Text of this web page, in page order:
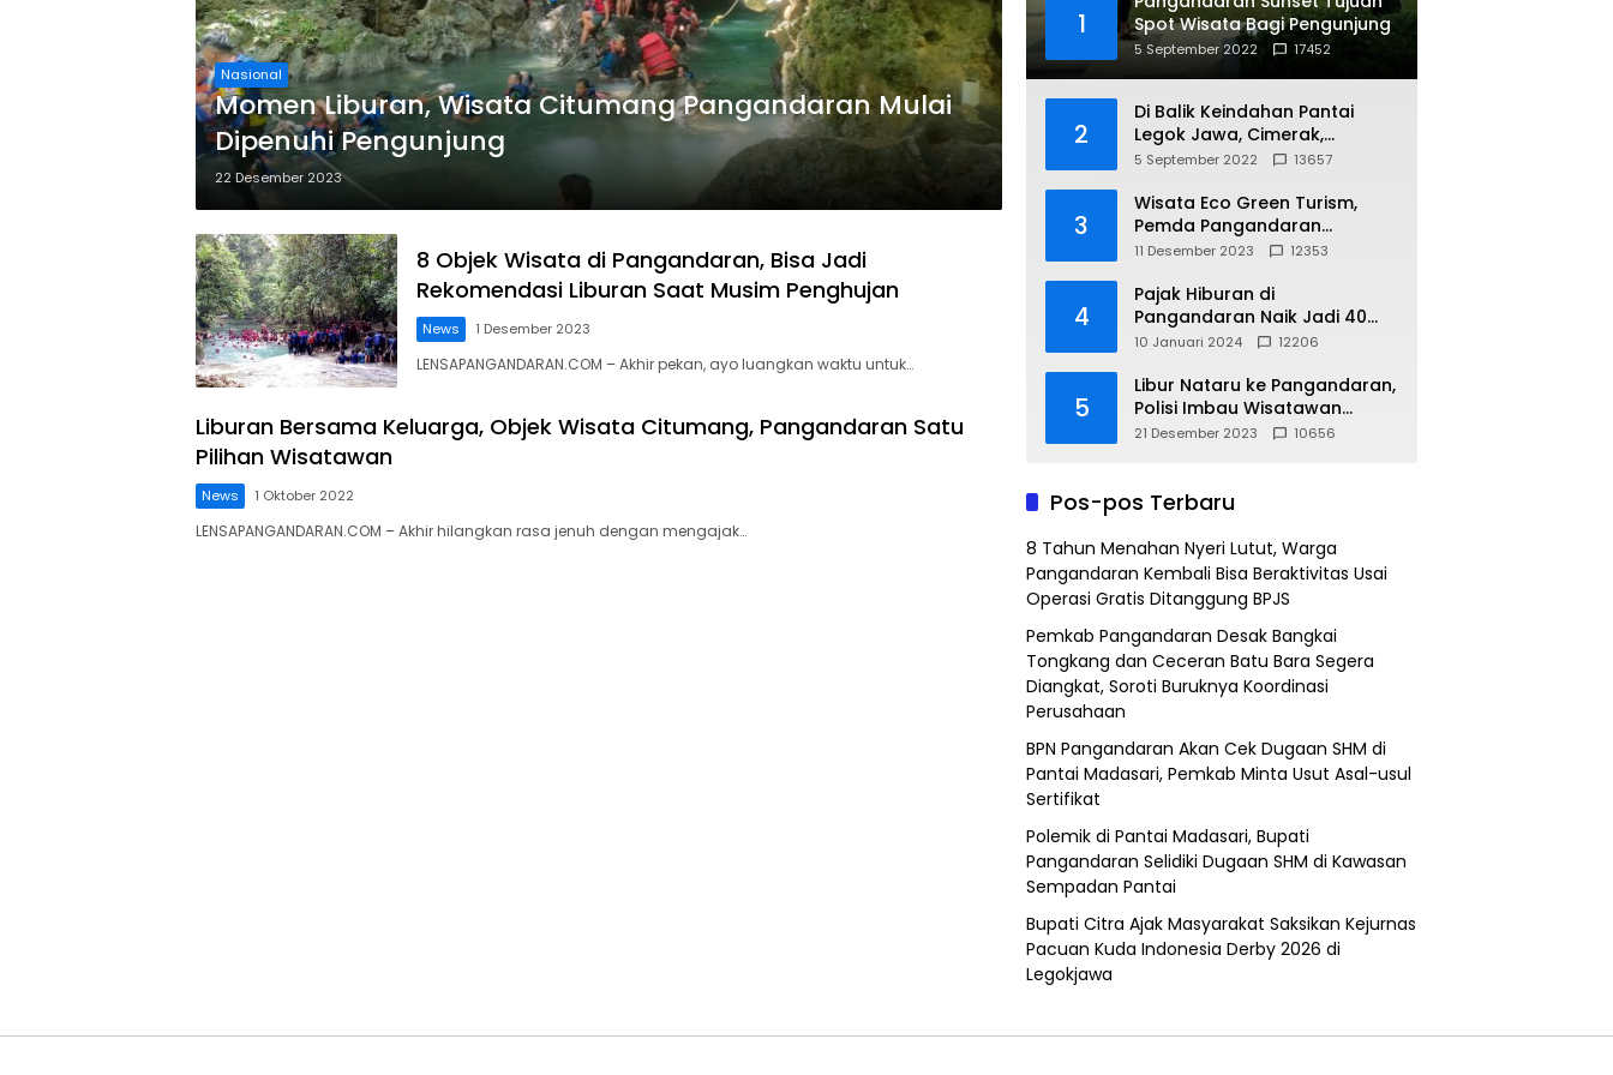
Nasional
Momen Liburan, Wisata Citumang Pangandaran Mulai
Dipenuhi Pengunjung
22 Desember 2023
8 Objek Wisata di Pangandaran, Bisa Jadi
Rekomendasi Liburan Saat Musim Penghujan
News 1 Desember 2023
LENSAPANGANDARAN.COM – Akhir pekan, ayo luangkan waktu untuk…
Liburan Bersama Keluarga, Objek Wisata Citumang, Pangandaran Satu
Pilihan Wisatawan
News 1 Oktober 2022
LENSAPANGANDARAN.COM – Akhir hilangkan rasa jenuh dengan mengajak…
1
Spot Wisata Bagi Pengunjung
5 September 2022 17452
2
Di Balik Keindahan Pantai
Legok Jawa, Cimerak,
Pangandaran
5 September 2022 13657
3
Wisata Eco Green Turism,
Pemda Pangandaran
Gandeng PLN
11 Desember 2023 12353
4
Pajak Hiburan di
Pangandaran Naik Jadi 40
Persen
10 Januari 2024 12206
5
Libur Nataru ke Pangandaran,
Polisi Imbau Wisatawan
Gunakan Jalur Arteri
21 Desember 2023 10656
Pos-pos Terbaru
8 Tahun Menahan Nyeri Lutut, Warga
Pangandaran Kembali Bisa Beraktivitas Usai
Operasi Gratis Ditanggung BPJS
Pemkab Pangandaran Desak Bangkai
Tongkang dan Ceceran Batu Bara Segera
Diangkat, Soroti Buruknya Koordinasi
Perusahaan
BPN Pangandaran Akan Cek Dugaan SHM di
Pantai Madasari, Pemkab Minta Usut Asal-usul
Sertifikat
Polemik di Pantai Madasari, Bupati
Pangandaran Selidiki Dugaan SHM di Kawasan
Sempadan Pantai
Bupati Citra Ajak Masyarakat Saksikan Kejurnas
Pacuan Kuda Indonesia Derby 2026 di
Legokjawa